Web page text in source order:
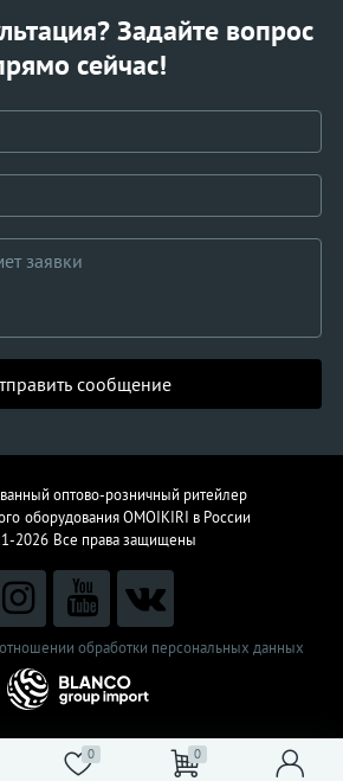
0 0
Задайте вопрос
сейчас!
сообщение
оптово-розничный ритейлер
оборудованияOMOIKIRI в России
2026 Все права защищены
обработки персональных данных